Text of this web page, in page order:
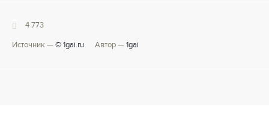
4 773
Источник — © 1gai.ru Автор — 1gai